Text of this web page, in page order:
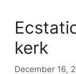
kerk
December 16,